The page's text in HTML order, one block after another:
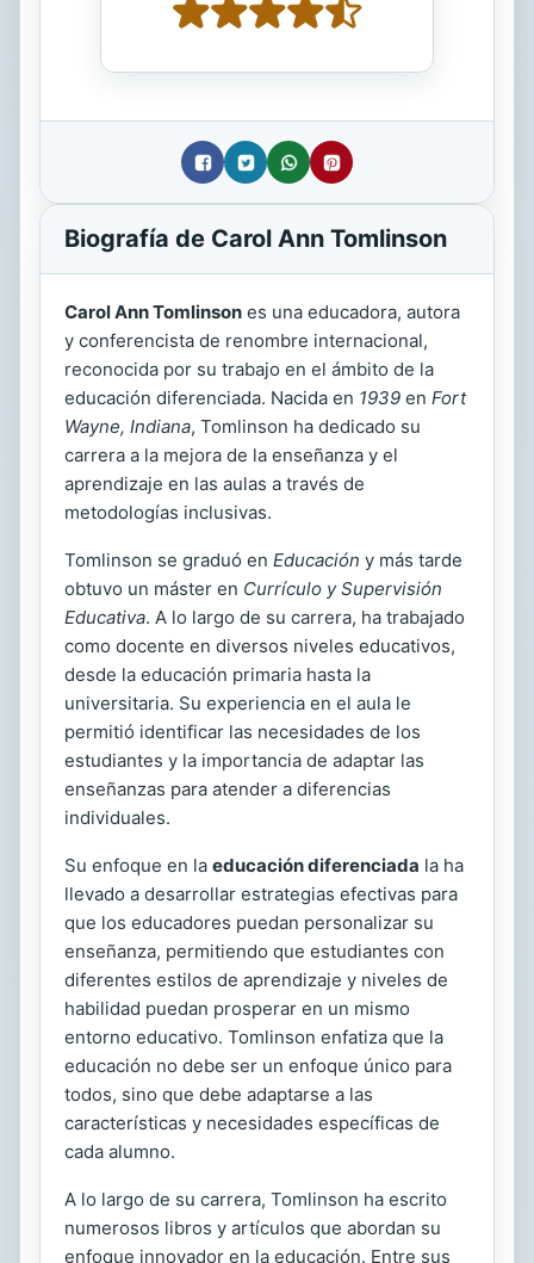
Biografía de Carol Ann Tomlinson
Carol Ann Tomlinson es una educadora, autora
y conferencista de renombre internacional,
reconocida por su trabajo en el ámbito de la
educación diferenciada. Nacida en 1939 en Fort
Wayne, Indiana, Tomlinson ha dedicado su
carrera a la mejora de la enseñanza y el
aprendizaje en las aulas a través de
metodologías inclusivas.
Tomlinson se graduó en Educación y más tarde
obtuvo un máster en Currículo y Supervisión
Educativa. A lo largo de su carrera, ha trabajado
como docente en diversos niveles educativos,
desde la educación primaria hasta la
universitaria. Su experiencia en el aula le
permitió identificar las necesidades de los
estudiantes y la importancia de adaptar las
enseñanzas para atender a diferencias
individuales.
Su enfoque en la educación diferenciada la ha
llevado a desarrollar estrategias efectivas para
que los educadores puedan personalizar su
enseñanza, permitiendo que estudiantes con
diferentes estilos de aprendizaje y niveles de
habilidad puedan prosperar en un mismo
entorno educativo. Tomlinson enfatiza que la
educación no debe ser un enfoque único para
todos, sino que debe adaptarse a las
características y necesidades específicas de
cada alumno.
A lo largo de su carrera, Tomlinson ha escrito
numerosos libros y artículos que abordan su
enfoque innovador en la educación. Entre sus